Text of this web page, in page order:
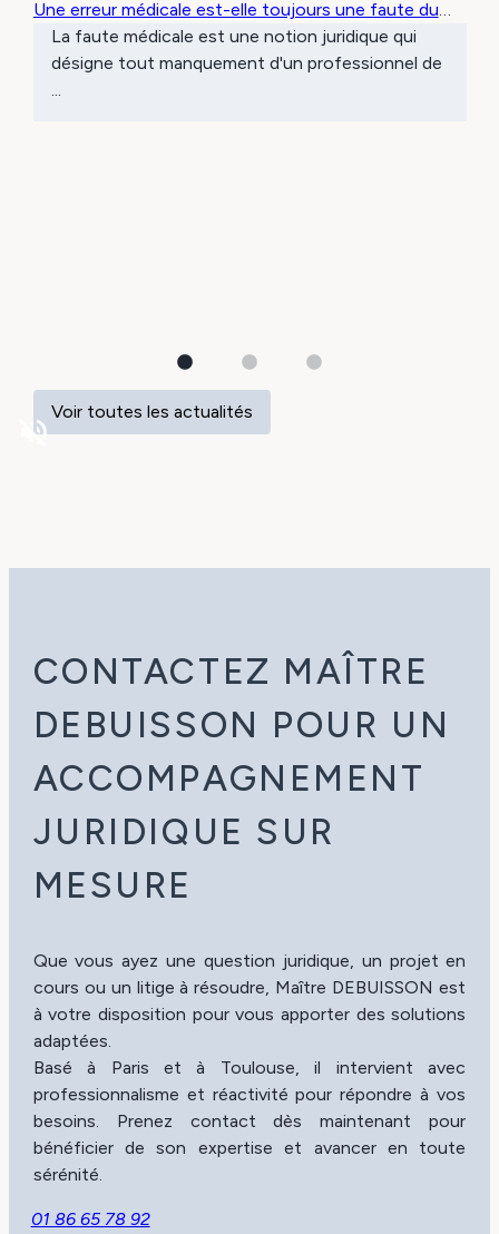
volume_off
Une erreur médicale est-elle toujours une faute du
médecin ?
La faute médicale est une notion juridique qui
désigne tout manquement d'un professionnel de
...
Voir toutes les actualités
CONTACTEZ MAÎTRE
DEBUISSON POUR UN
ACCOMPAGNEMENT
JURIDIQUE SUR
MESURE
Que vous ayez une question juridique, un projet en
cours ou un litige à résoudre, Maître DEBUISSON est
à votre disposition pour vous apporter des solutions
adaptées.
Basé à Paris et à Toulouse, il intervient avec
professionnalisme et réactivité pour répondre à vos
besoins. Prenez contact dès maintenant pour
bénéficier de son expertise et avancer en toute
sérénité.
01 86 65 78 92